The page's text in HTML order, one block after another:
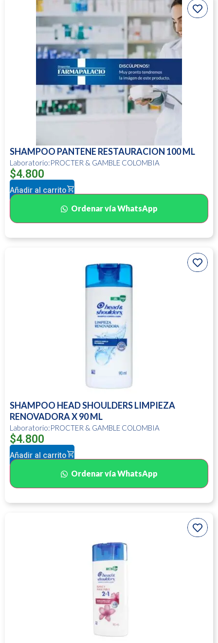
SHAMPOO PANTENE RESTAURACION 100 ML
Laboratorio:PROCTER & GAMBLE COLOMBIA
$4.800
Añadir al carrito
Ordenar vía WhatsApp
SHAMPOO HEAD SHOULDERS LIMPIEZA
RENOVADORA X 90 ML
Laboratorio:PROCTER & GAMBLE COLOMBIA
$4.800
Añadir al carrito
Ordenar vía WhatsApp